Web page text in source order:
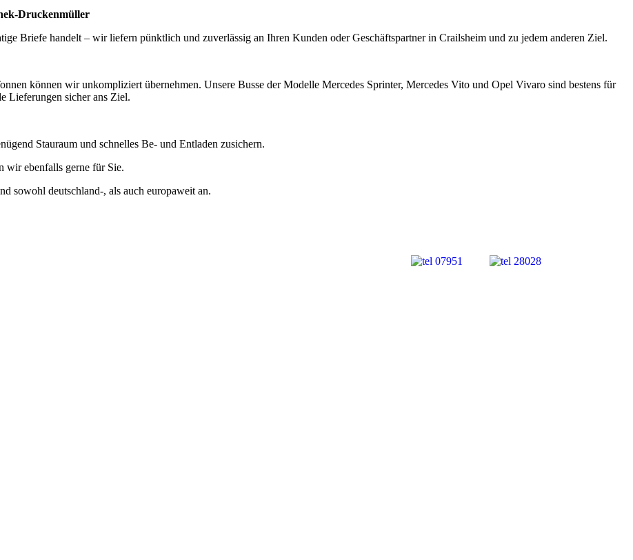
Druckenmüller
Briefe handelt – wir liefern pünktlich und zuverlässig an Ihren Kunden oder Geschäftspartner in Crailsheim und zu jedem anderen Ziel.
können wir unkompliziert übernehmen. Unsere Busse der Modelle Mercedes Sprinter, Mercedes Vito und Opel Vivaro sind bestens für
Lieferungen sicher ans Ziel.
Stauraum und schnelles Be- und Entladen zusichern.
wir ebenfalls gerne für Sie.
sowohl deutschland-, als auch europaweit an.